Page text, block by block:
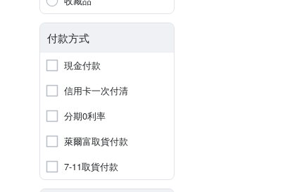
付款方式
現金付款
信用卡一次付清
分期0利率
萊爾富取貨付款
7-11取貨付款